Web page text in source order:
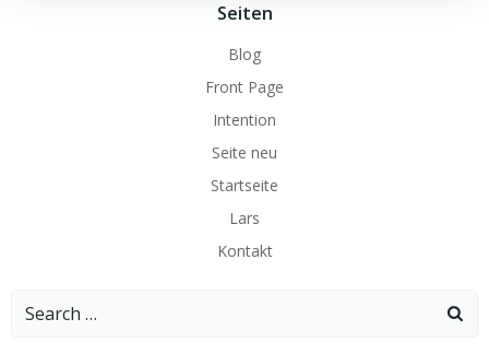
Seiten
Blog
Front Page
Intention
Seite neu
Startseite
Lars
Kontakt
Search